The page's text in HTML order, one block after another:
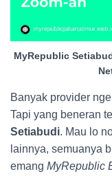
MyRepublic
Banyak provider
Tapi yang beneran
Setiabudi. Mau lo
lainnya, semuanya
emang MyRepublic